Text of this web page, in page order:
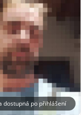
dostupná po přihlášení